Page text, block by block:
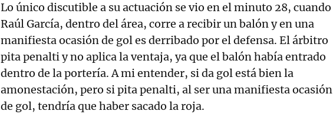
Lo único discutible a su actuación se vio en el minuto 28, cuando
Raúl García, dentro del área, corre a recibir un balón y en una
manifiesta ocasión de gol es derribado por el defensa. El árbitro
pita penalti y no aplica la ventaja, ya que el balón había entrado
dentro de la portería. A mi entender, si da gol está bien la
amonestación, pero si pita penalti, al ser una manifiesta ocasión
de gol, tendría que haber sacado la roja.